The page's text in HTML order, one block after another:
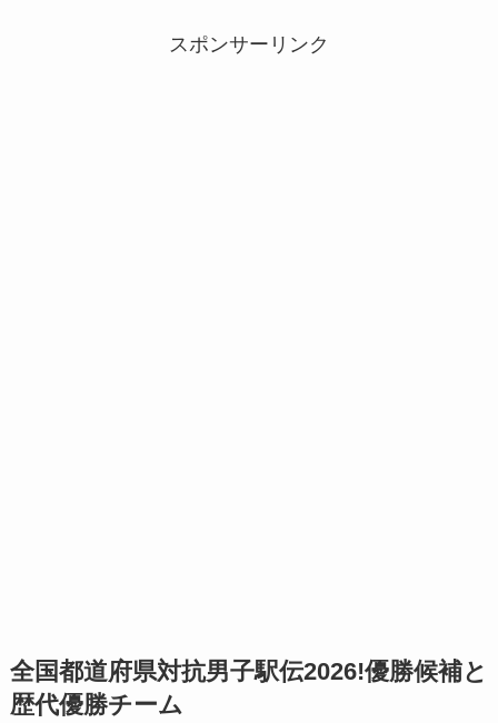
スポンサーリンク
全国都道府県対抗男子駅伝2026!優勝候補と
歴代優勝チーム